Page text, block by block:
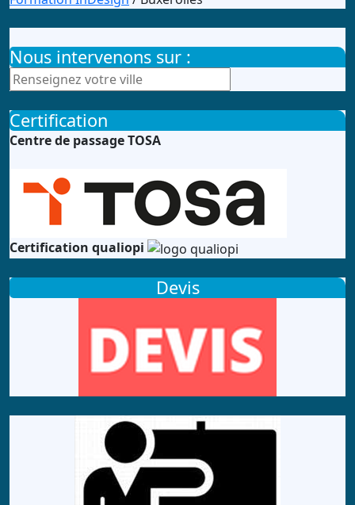
Nous intervenons sur :
Certification
Centre de passage TOSA
Certification qualiopi
Devis